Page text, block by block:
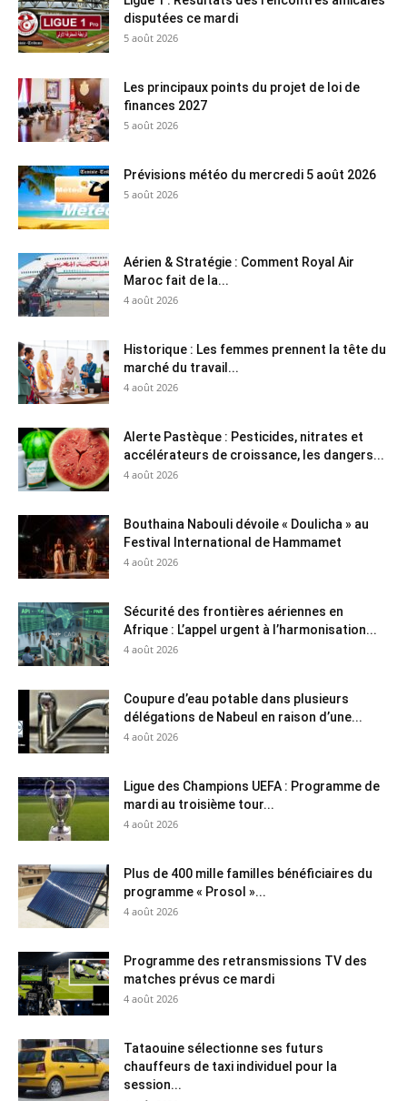
disputées ce mardi
5 août 2026
Les principaux points du projet de loi de
finances 2027
5 août 2026
Prévisions météo du mercredi 5 août 2026
5 août 2026
Aérien & Stratégie : Comment Royal Air
Maroc fait de la...
4 août 2026
Historique : Les femmes prennent la tête du
marché du travail...
4 août 2026
Alerte Pastèque : Pesticides, nitrates et
accélérateurs de croissance, les dangers...
4 août 2026
Bouthaina Nabouli dévoile « Doulicha » au
Festival International de Hammamet
4 août 2026
Sécurité des frontières aériennes en
Afrique : L’appel urgent à l’harmonisation...
4 août 2026
Coupure d’eau potable dans plusieurs
délégations de Nabeul en raison d’une...
4 août 2026
Ligue des Champions UEFA : Programme de
mardi au troisième tour...
4 août 2026
Plus de 400 mille familles bénéficiaires du
programme « Prosol »...
4 août 2026
Programme des retransmissions TV des
matches prévus ce mardi
4 août 2026
Tataouine sélectionne ses futurs
chauffeurs de taxi individuel pour la
session...